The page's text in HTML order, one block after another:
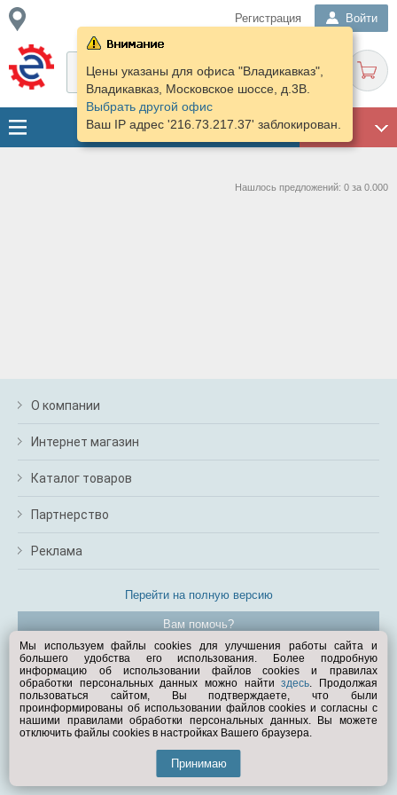
Регистрация Войти
ГАРАЖ
Цены указаны для офиса "Владикавказ",
Владикавказ, Московское шоссе, д.3В.
Выбрать другой офис
Ваш IP адрес '216.73.217.37' заблокирован.
Нашлось предложений: 0 за 0.000
О компании
Интернет магазин
Каталог товаров
Партнерство
Реклама
Перейти на полную версию
Вам помочь?
© Exist.ru 1998—2026
Мы используем файлы cookies для улучшения работы сайта и
большего удобства его использования. Более подробную
информацию об использовании файлов cookies и правилах
обработки персональных данных можно найтиздесь. Продолжая
пользоваться сайтом, Вы подтверждаете, что были
проинформированы об использовании файлов cookies и согласны с
нашими правилами обработки персональных данных. Вы можете
отключить файлы cookies в настройках Вашего браузера.
Принимаю